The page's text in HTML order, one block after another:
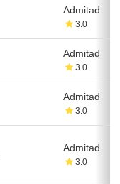
Admitad
3.0
Admitad
3.0
Admitad
3.0
Admitad
3.0